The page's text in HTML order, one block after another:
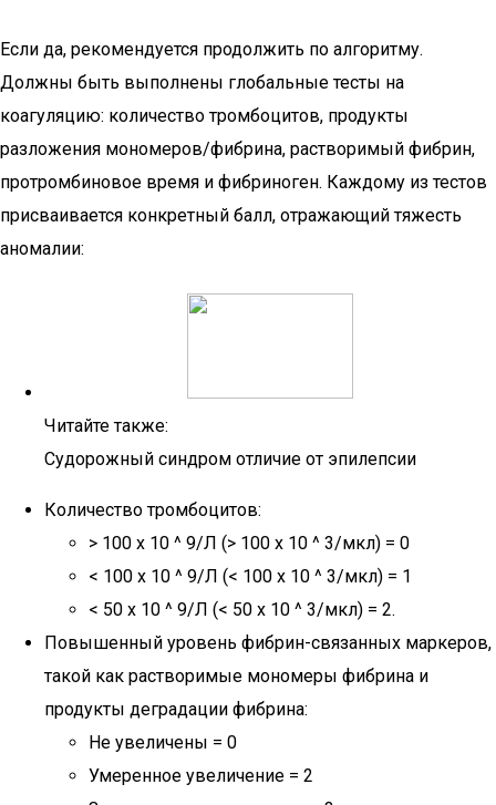
Если да, рекомендуется продолжить по алгоритму.
Должны быть выполнены глобальные тесты на
коагуляцию: количество тромбоцитов, продукты
разложения мономеров/фибрина, растворимый фибрин,
протромбиновое время и фибриноген. Каждому из тестов
присваивается конкретный балл, отражающий тяжесть
аномалии:
Читайте также:
Судорожный синдром отличие от эпилепсии
Количество тромбоцитов:
> 100 x 10 ^ 9/Л (> 100 x 10 ^ 3/мкл) = 0
< 100 x 10 ^ 9/Л (< 100 x 10 ^ 3/мкл) = 1
< 50 x 10 ^ 9/Л (< 50 x 10 ^ 3/мкл) = 2.
Повышенный уровень фибрин-связанных маркеров,
такой как растворимые мономеры фибрина и
продукты деградации фибрина:
Не увеличены = 0
Умеренное увеличение = 2